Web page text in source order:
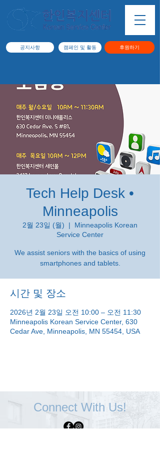
공지사항 캠페인 및 활동 후원하기
Tech Help Desk •
Minneapolis
2월 23일 (월)
  |
Minneapolis Korean
Service Center
We assist seniors with the basics of using
smartphones and tablets.
시간 및 장소
2026년 2월 23일 오전 10:00 – 오전 11:30
Minneapolis Korean Service Center, 630
Cedar Ave, Minneapolis, MN 55454, USA
Connect With Us!